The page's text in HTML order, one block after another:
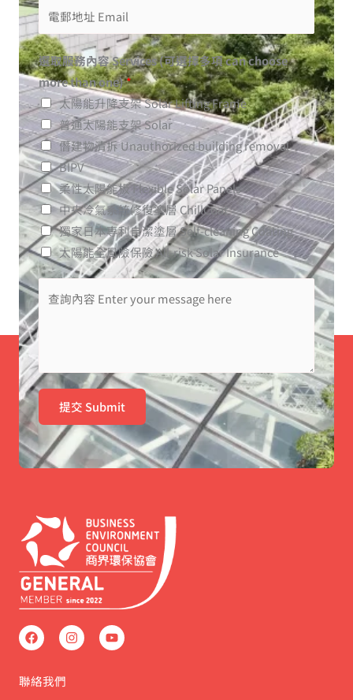
選取服務內容 Services (可選擇多項 can choose
more than one)*
太陽能升降支架 Solar Lifting Frame
普通太陽能支架 Solar
僭建物清拆 Unauthorized building removal
BIPV
柔性太陽能板 Flexible Solar Panels
中央冷氣系統修復塗層 ChillCoat
獨家日本專利自潔塗層​ Self-cleaning Coating
太陽能全風險保險 All-risk Solar Insurance
提交 Submit
F
a
c
b
I
n
s
Y
o
u
聯絡我們